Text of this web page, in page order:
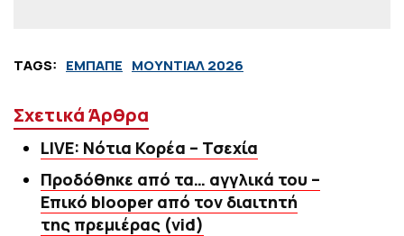
TAGS: ΕΜΠΑΠΕ ΜΟΥΝΤΙΑΛ 2026
Σχετικά Άρθρα
LIVE: Νότια Κορέα – Τσεχία
Προδόθηκε από τα… αγγλικά του –
Επικό blooper από τον διαιτητή
της πρεμιέρας (vid)